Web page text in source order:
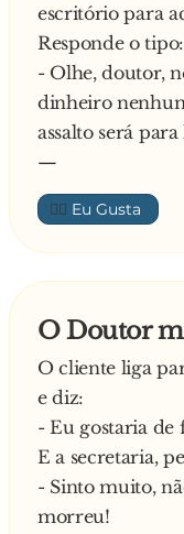
- Senhora
vestido de
minúscula de
lhe a mão e
tanguinha e
programa com
A professora
turma, menos o
menino e
– Joãzinho, o
– Não, senhora
vazia, já posso
mas eu tenho
nisso à frente
—
Anedota
escritório para
Responde o tipo:
- Olhe, doutor,
dinheiro
assalto será
—
👍🏼
O Doutor
O cliente liga
e diz:
- Eu gostaria de
E a secretaria,
- Sinto muito,
morreu!